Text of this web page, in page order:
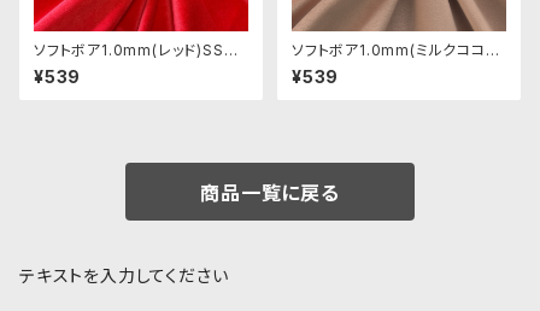
ソフトボア1.0mm(レッド)SSB1
24 ぬいぐるみ用短毛ボア生地
20cm
¥539
ソフトボア1.0mm(ミルクココア)
SSB106 ぬいぐるみ用短毛ボア
生地 20cm
¥539
商品一覧に戻る
テキストを入力してください